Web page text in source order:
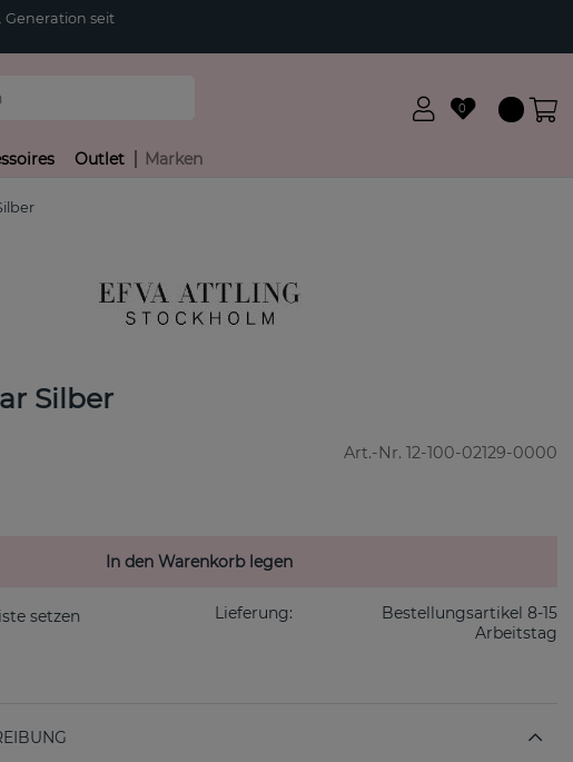
Generation seit
0
Outlet Marken
Silber
Art.-Nr. 12-100-02129-0000
In den Warenkorb legen
Lieferung:
Bestellungsartikel 8-15
Arbeitstag